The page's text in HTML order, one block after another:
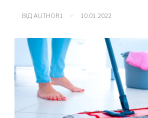
ВІДAUTHOR1 10.01.2022